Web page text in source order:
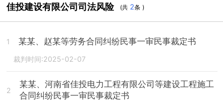
佳投建设有限公司司法风险 (共 2条 )
1 某某、赵某等劳务合同纠纷民事一审民事裁定书
裁判时间:2025-02-07
2
某某、河南省佳投电力工程有限公司等建设工程施工
合同纠纷民事一审民事裁定书